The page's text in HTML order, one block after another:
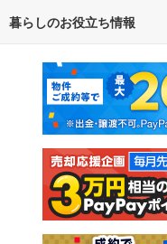
不動産・住宅
新築マンション
新築一戸建て
注文住宅
売却査定
暮らしのお役立ち情報
マンションカタログ